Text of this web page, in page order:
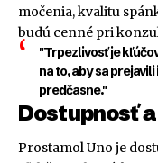
močenia, kvalitu
budú cenné pri
"Trpezlivosť je
na to, aby sa
predčasne."
Dostupnosť
Prostamol Uno je